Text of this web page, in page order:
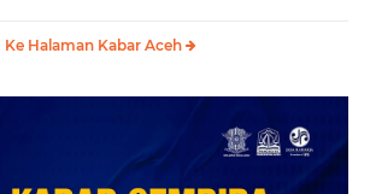
Ke Halaman Kabar Aceh